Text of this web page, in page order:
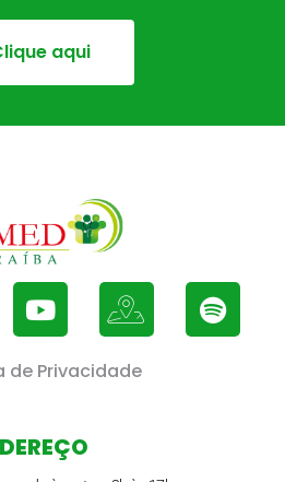
aqui
de Privacidade